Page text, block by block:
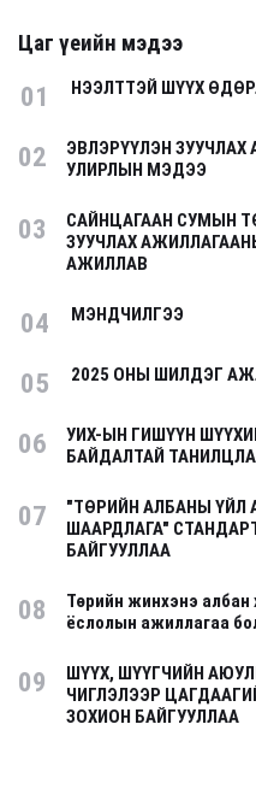
Цаг үеийн мэдээ
01 НЭЭЛТТЭЙ ШҮҮХ
02
ЭВЛЭРҮҮЛЭН
УЛИРЛЫН МЭДЭЭ
03
САЙНЦАГААН СУМЫН
ЗУУЧЛАХ
АЖИЛЛАВ
04 МЭНДЧИЛГЭЭ
05 2025 ОНЫ ШИЛДЭГ
06
УИХ-ЫН ГИШҮҮН
БАЙДАЛТАЙ
07
"ТӨРИЙН АЛБАНЫ ҮЙЛ
ШААРДЛАГА"
БАЙГУУЛЛАА
08
Төрийн жинхэнэ албан
ёслолын ажиллагаа
09
ШҮҮХ, ШҮҮГЧИЙН
ЧИГЛЭЛЭЭР
ЗОХИОН БАЙГУУЛЛАА